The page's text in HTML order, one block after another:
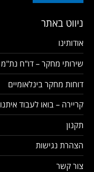
ניווט באתר
אודותינו
שירותי מחקר – דו"ח נת"מ
דוחות מחקר בינלאומיים
קריירה – בואו לעבוד איתנו
תקנון
הצהרת נגישות
צור קשר